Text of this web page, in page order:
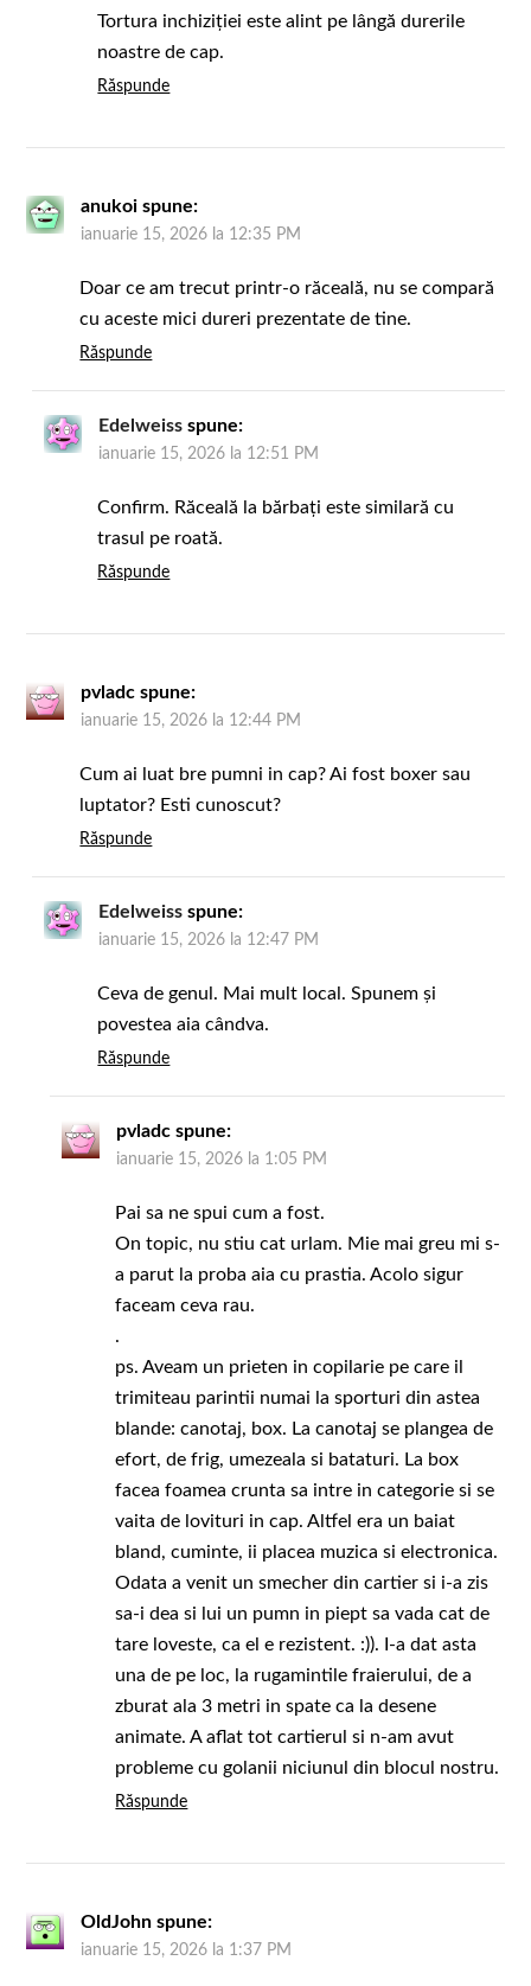
Tortura inchiziției este alint pe lângă durerile
noastre de cap.
Răspunde
anukoi spune:
ianuarie 15, 2026 la 12:35 PM
Doar ce am trecut printr-o răceală, nu se compară
cu aceste mici dureri prezentate de tine.
Răspunde
Edelweiss spune:
ianuarie 15, 2026 la 12:51 PM
Confirm. Răceală la bărbați este similară cu
trasul pe roată.
Răspunde
pvladc spune:
ianuarie 15, 2026 la 12:44 PM
Cum ai luat bre pumni in cap? Ai fost boxer sau
luptator? Esti cunoscut?
Răspunde
Edelweiss spune:
ianuarie 15, 2026 la 12:47 PM
Ceva de genul. Mai mult local. Spunem și
povestea aia cândva.
Răspunde
pvladc spune:
ianuarie 15, 2026 la 1:05 PM
Pai sa ne spui cum a fost.
On topic, nu stiu cat urlam. Mie mai greu mi s-
a parut la proba aia cu prastia. Acolo sigur
faceam ceva rau.
.
ps. Aveam un prieten in copilarie pe care il
trimiteau parintii numai la sporturi din astea
blande: canotaj, box. La canotaj se plangea de
efort, de frig, umezeala si bataturi. La box
facea foamea crunta sa intre in categorie si se
vaita de lovituri in cap. Altfel era un baiat
bland, cuminte, ii placea muzica si electronica.
Odata a venit un smecher din cartier si i-a zis
sa-i dea si lui un pumn in piept sa vada cat de
tare loveste, ca el e rezistent. :)). I-a dat asta
una de pe loc, la rugamintile fraierului, de a
zburat ala 3 metri in spate ca la desene
animate. A aflat tot cartierul si n-am avut
probleme cu golanii niciunul din blocul nostru.
Răspunde
OldJohn spune:
ianuarie 15, 2026 la 1:37 PM